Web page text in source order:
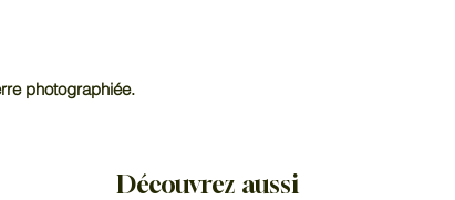
photographiée.
Découvrez aussi